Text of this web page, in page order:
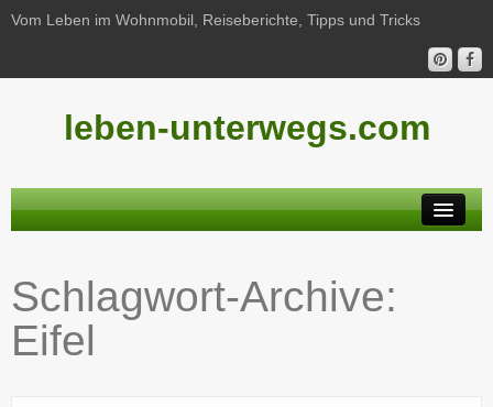
Vom Leben im Wohnmobil, Reiseberichte, Tipps und Tricks
leben-unterwegs.com
Reiseberichte
Unterwegs
Schlagwort-Archive:
Eifel